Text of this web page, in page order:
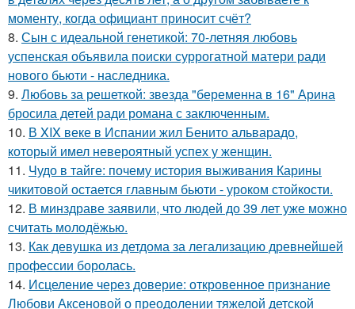
моменту, когда официант приносит счёт?
8. Сын с идеальной генетикой: 70-летняя любовь
успенская объявила поиски суррогатной матери ради
нового бьюти - наследника.
9. Любовь за решеткой: звезда "беременна в 16" Арина
бросила детей ради романа с заключенным.
10. В XIX веке в Испании жил Бенито альварадо,
который имел невероятный успех у женщин.
11. Чудо в тайге: почему история выживания Карины
чикитовой остается главным бьюти - уроком стойкости.
12. В минздраве заявили, что людей до 39 лет уже можно
считать молодёжью.
13. Как девушка из детдома за легализацию древнейшей
профессии боролась.
14. Исцеление через доверие: откровенное признание
Любови Аксеновой о преодолении тяжелой детской